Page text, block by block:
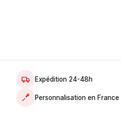
Expédition 24-48h
Personnalisation en France